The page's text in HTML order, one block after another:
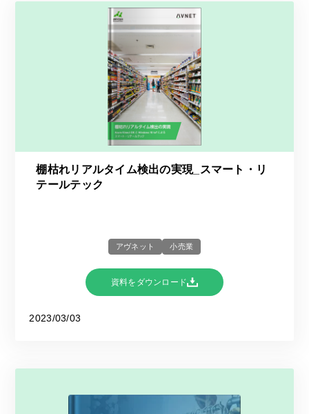
棚枯れリアルタイム検出の実現_スマート・リ
テールテック
アヴネット 小売業
資料をダウンロード
2023/03/03